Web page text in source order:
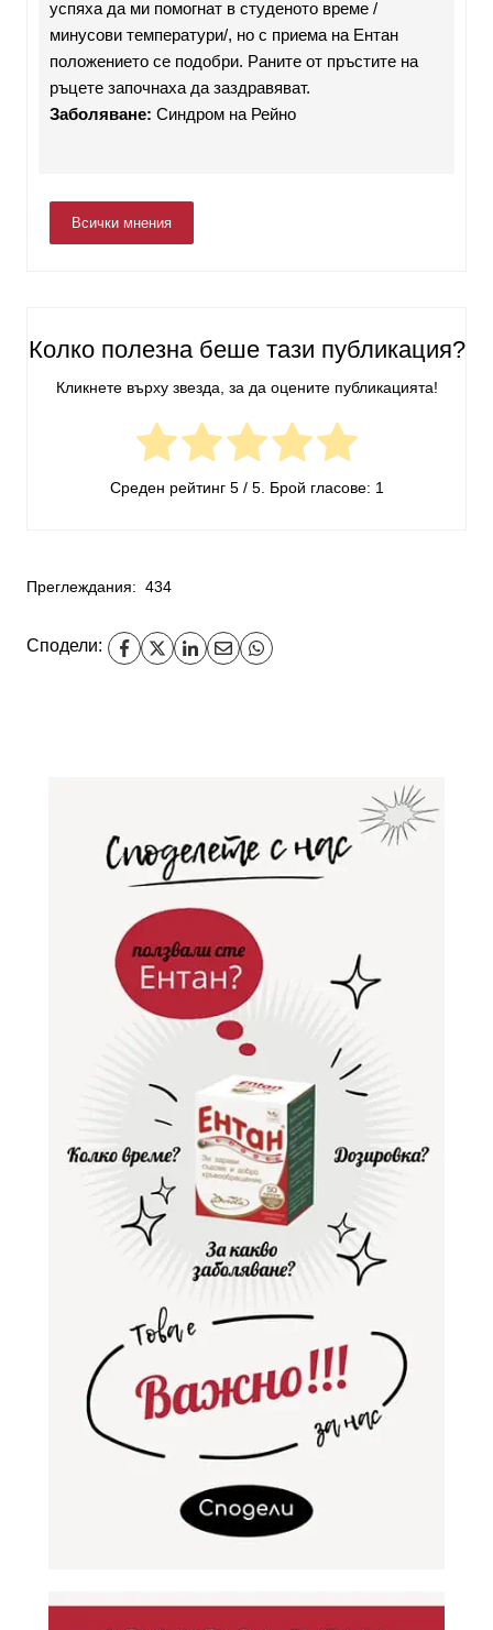
успяха да ми помогнат в студеното време /
минусови температури/, но с приема на Ентан
положението се подобри. Раните от пръстите на
ръцете започнаха да заздравяват.
Заболяване: Синдром на Рейно
Всички мнения
Колко полезна беше тази публикация?
Кликнете върху звезда, за да оцените публикацията!
Среден рейтинг 5/ 5. Брой гласове: 1
Преглеждания: 434
Сподели: